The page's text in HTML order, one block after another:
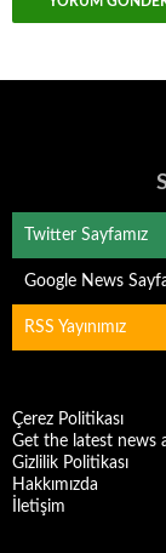
Twitter Sayfamız
Google News
RSS Yayınımız
Çerez Politikası
Get the latest news
Gizlilik Politikası
Hakkımızda
İletişim